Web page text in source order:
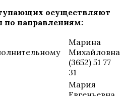
осуществляют
по направлениям:
Марина
Михайловна
(3652) 51 77
31
Мария